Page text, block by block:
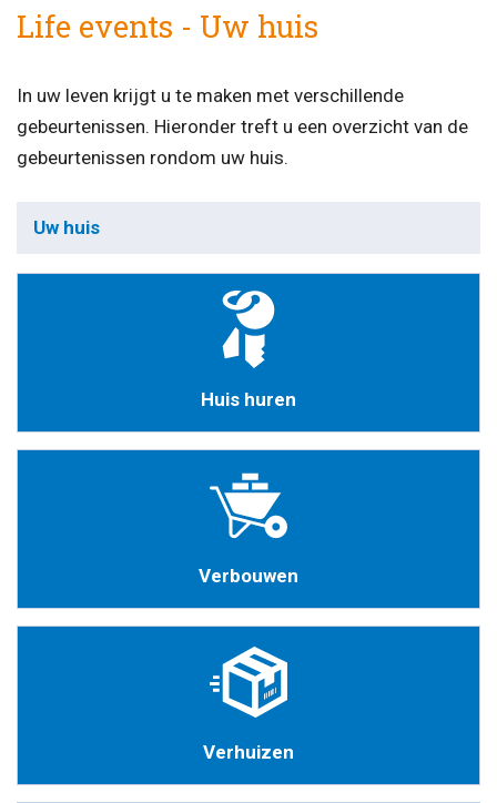
Life events - Uw huis
In uw leven krijgt u te maken met verschillende
gebeurtenissen. Hieronder treft u een overzicht van de
gebeurtenissen rondom uw huis.
Uw huis
Huis huren
Verbouwen
Verhuizen